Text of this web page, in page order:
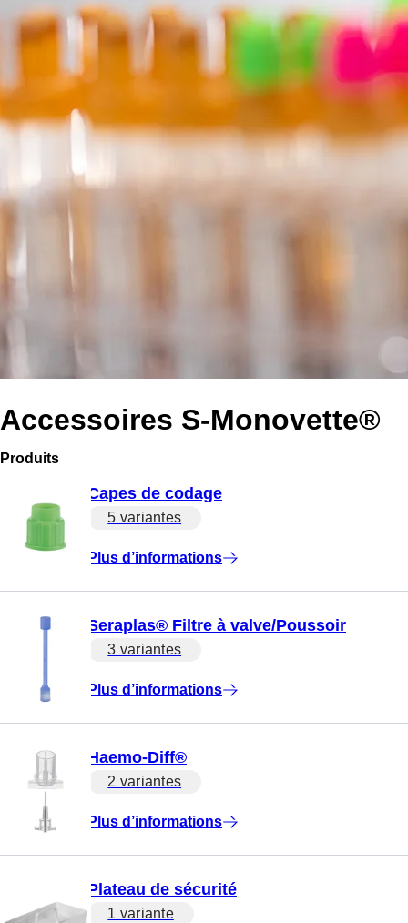
Accessoires S-Monovette®
Produits
Capes de codage
5 variantes
Plus d’informations
Seraplas® Filtre à valve/Poussoir
3 variantes
Plus d’informations
Haemo-Diff®
2 variantes
Plus d’informations
Plateau de sécurité
1 variante